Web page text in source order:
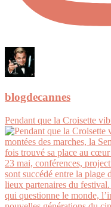
blogdecannes
Pendant que la Croisette